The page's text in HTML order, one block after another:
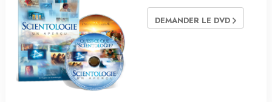
DEMANDER LE DVD